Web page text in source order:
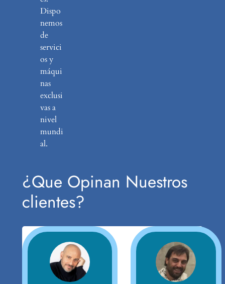
Dispo
nemos
de
servici
os y
máqui
nas
exclusi
vas a
nivel
mundi
al.
¿Que Opinan Nuestros
clientes?